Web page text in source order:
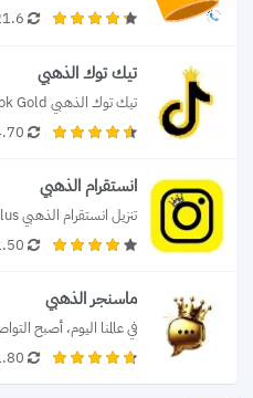
V
تيك توك الذهبي
تيك توك الذهبي TikTok Gold هو عبارة...
V
انستقرام الذهبي
تنزيل انستقرام الذهبي Instagram Plus ابو عرب...
V
ماسنجر الذهبي
في عالمنا اليوم، أصبح
V